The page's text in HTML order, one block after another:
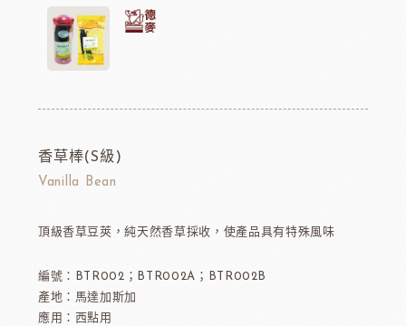
香草棒(S級)
Vanilla Bean
頂級香草豆莢，純天然香草採收，使產品具有特殊風味
編號：BTR002；BTR002A；BTR002B
產地：馬達加斯加
應用：西點用